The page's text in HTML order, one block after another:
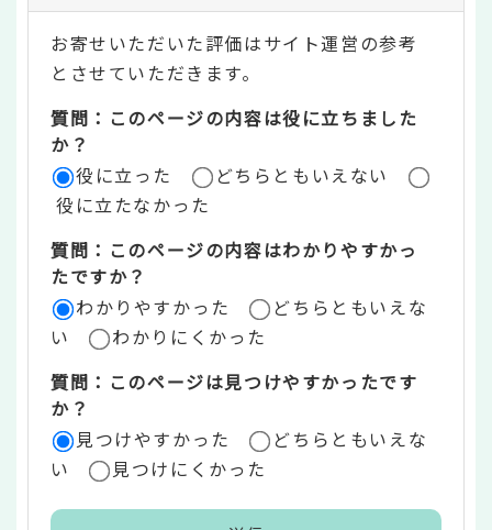
テ
ン
ツ
評
価
リ
ア
お寄せいただいた評価はサイト運営の参考
とさせていただきます。
質問：このページの内容は役に立ちました
か？
役に立った
どちらともいえない
役に立たなかった
質問：このページの内容はわかりやすかっ
たですか？
わかりやすかった
どちらともいえな
い
わかりにくかった
質問：このページは見つけやすかったです
か？
見つけやすかった
どちらともいえな
い
見つけにくかった